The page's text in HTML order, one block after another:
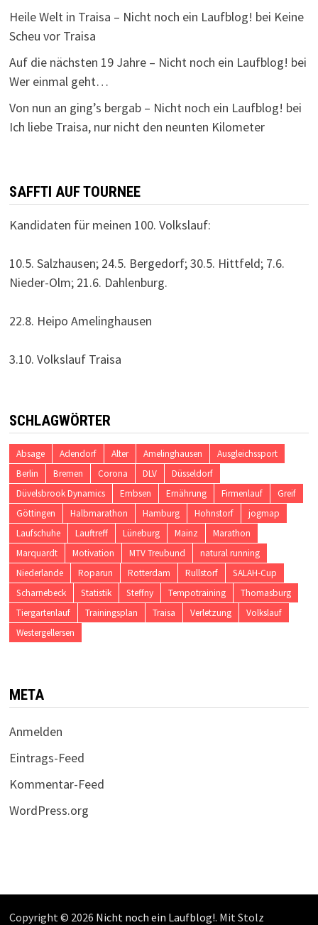
Heile Welt in Traisa – Nicht noch ein Laufblog! bei Keine
Scheu vor Traisa
Auf die nächsten 19 Jahre – Nicht noch ein Laufblog! bei
Wer einmal geht…
Von nun an ging’s bergab – Nicht noch ein Laufblog! bei
Ich liebe Traisa, nur nicht den neunten Kilometer
SAFFTI AUF TOURNEE
Kandidaten für meinen 100. Volkslauf:
10.5. Salzhausen; 24.5. Bergedorf; 30.5. Hittfeld; 7.6.
Nieder-Olm; 21.6. Dahlenburg.
22.8. Heipo Amelinghausen
3.10. Volkslauf Traisa
SCHLAGWÖRTER
Absage Adendorf Alter Amelinghausen
Ausgleichssport
Berlin
Bremen Corona DLV
Düsseldorf
Düvelsbrook Dynamics
Embsen Ernährung Firmenlauf
Greif
Göttingen
Halbmarathon Hamburg Hohnstorf
jogmap
Laufschuhe
Lauftreff Lüneburg Mainz
Marathon
Marquardt
Motivation MTV Treubund
natural running
Niederlande
Roparun Rotterdam Rullstorf
SALAH-Cup
Scharnebeck
Statistik Steffny Tempotraining
Thomasburg
Tiergartenlauf
Trainingsplan Traisa Verletzung
Volkslauf
Westergellersen
META
Anmelden
Eintrags-Feed
Kommentar-Feed
WordPress.org
Copyright © 2026 Nicht noch ein Laufblog!. Mit Stolz